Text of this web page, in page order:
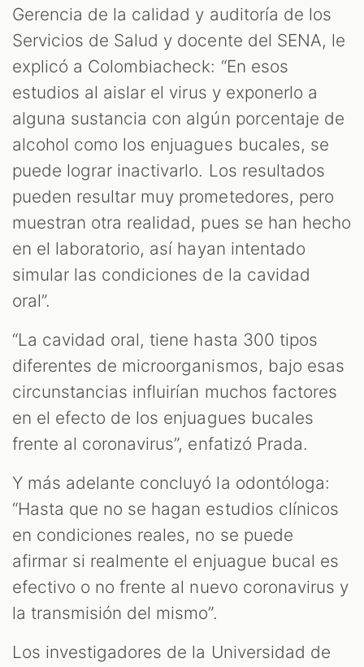
Gerencia de la calidad y auditoría de los
Servicios de Salud y docente del SENA, le
explicó a Colombiacheck: “En esos
estudios al aislar el virus y exponerlo a
alguna sustancia con algún porcentaje de
alcohol como los enjuagues bucales, se
puede lograr inactivarlo. Los resultados
pueden resultar muy prometedores, pero
muestran otra realidad, pues se han hecho
en el laboratorio, así hayan intentado
simular las condiciones de la cavidad
oral”.
“La cavidad oral, tiene hasta 300 tipos
diferentes de microorganismos, bajo esas
circunstancias influirían muchos factores
en el efecto de los enjuagues bucales
frente al coronavirus”, enfatizó Prada.
Y más adelante concluyó la odontóloga:
“Hasta que no se hagan estudios clínicos
en condiciones reales, no se puede
afirmar si realmente el enjuague bucal es
efectivo o no frente al nuevo coronavirus y
la transmisión del mismo”.
Los investigadores de la Universidad de